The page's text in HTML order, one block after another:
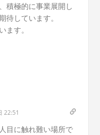
積極的に事業展開し
待しています。
ます。
22:51
目に触れ難い場所で